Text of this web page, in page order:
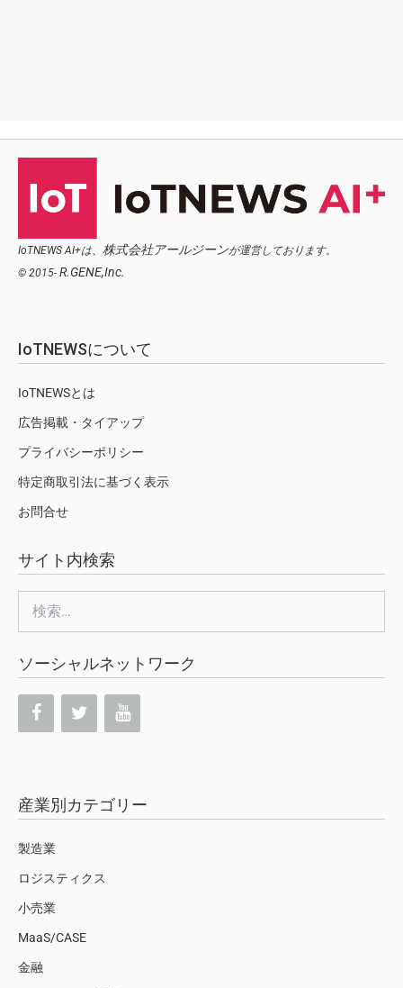
IoTNEWS AI+は、 株式会社アールジーンが運営しております。
© 2015- R.GENE,Inc.
IoTNEWSについて
IoTNEWSとは
広告掲載・タイアップ
プライバシーポリシー
特定商取引法に基づく表示
お問合せ
サイト内検索
索:
ソーシャルネットワーク
産業別カテゴリー
製造業
ロジスティクス
小売業
MaaS/CASE
金融